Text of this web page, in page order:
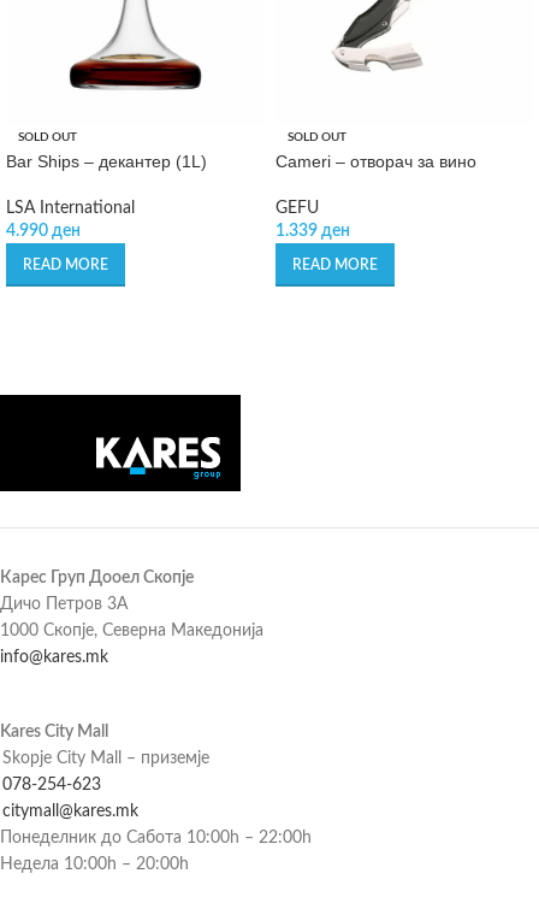
SOLD OUT
Bar Ships – декантер (1L)
LSA International
4.990 ден
READ MORE
SOLD OUT
Cameri – отворач за вино
GEFU
1.339 ден
READ MORE
Карес Груп Дооел Скопје
Дичо Петров 3А
1000 Скопје, Северна Македонија
info@kares.mk
Kares City Mall
Skopje City Mall – приземје
078-254-623
citymall@kares.mk
Понеделник до Сабота 10:00h – 22:00h
Недела 10:00h – 20:00h